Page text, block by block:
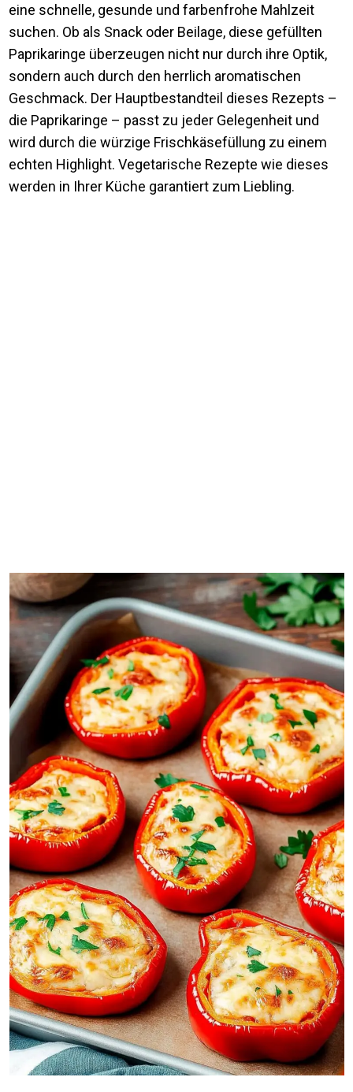
eine schnelle, gesunde und farbenfrohe Mahlzeit
suchen. Ob als Snack oder Beilage, diese gefüllten
Paprikaringe überzeugen nicht nur durch ihre Optik,
sondern auch durch den herrlich aromatischen
Geschmack. Der Hauptbestandteil dieses Rezepts –
die Paprikaringe – passt zu jeder Gelegenheit und
wird durch die würzige Frischkäsefüllung zu einem
echten Highlight. Vegetarische Rezepte wie dieses
werden in Ihrer Küche garantiert zum Liebling.